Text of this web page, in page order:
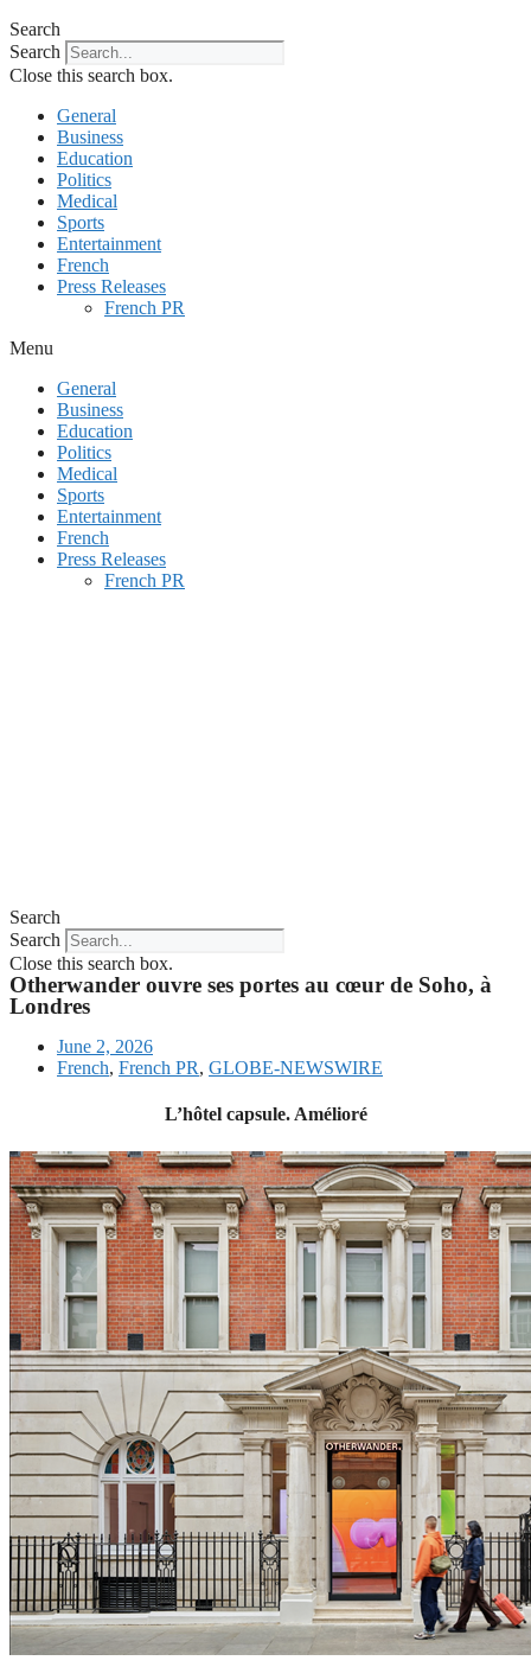
Search
Search
Close this search box.
General
Business
Education
Politics
Medical
Sports
Entertainment
French
Press Releases
French PR
Menu
General
Business
Education
Politics
Medical
Sports
Entertainment
French
Press Releases
French PR
Search
Search
Close this search box.
Otherwander ouvre ses portes au cœur de Soho, à
Londres
June 2, 2026
French, French PR, GLOBE-NEWSWIRE
L’hôtel capsule. Amélioré